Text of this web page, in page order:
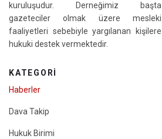
kuruluşudur. Derneğimiz başta
gazeteciler olmak üzere mesleki
faaliyetleri sebebiyle yargılanan kişilere
hukuki destek vermektedir.
KATEGORI
Haberler
Dava Takip
Hukuk Birimi